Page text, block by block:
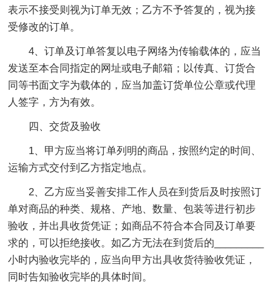
表示不接受则视为订单无效；乙方不予答复的，视为接
受修改的订单。
4、订单及订单答复以电子网络为传输载体的，应当
发送至本合同指定的网址或电子邮箱；以传真、订货合
同等书面文字为载体的，应当加盖订货单位公章或代理
人签字，方为有效。
四、交货及验收
1、甲方应当将订单列明的商品，按照约定的时间、
运输方式交付到乙方指定地点。
2、乙方应当妥善安排工作人员在到货后及时按照订
单对商品的种类、规格、产地、数量、包装等进行初步
验收，并出具收货凭证；如商品不符合本合同及订单要
求的，可以拒绝接收。如乙方无法在到货后的_________
小时内验收完毕的，应当向甲方出具收货待验收凭证，
同时告知验收完毕的具体时间。